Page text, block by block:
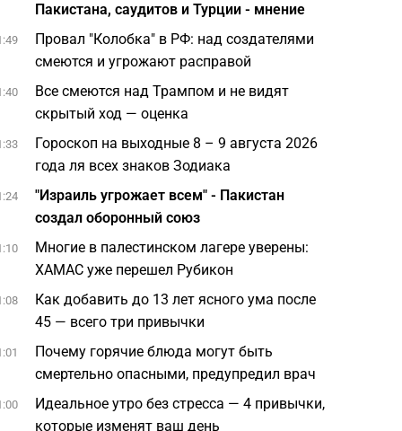
Пакистана, саудитов и Турции - мнение
Провал "Колобка" в РФ: над создателями
смеются и угрожают расправой
Все смеются над Трампом и не видят
скрытый ход — оценка
Гороскоп на выходные 8 – 9 августа 2026
года ля всех знаков Зодиака
"Израиль угрожает всем" - Пакистан
создал оборонный союз
Многие в палестинском лагере уверены:
ХАМАС уже перешел Рубикон
Как добавить до 13 лет ясного ума после
45 — всего три привычки
Почему горячие блюда могут быть
смертельно опасными, предупредил врач
Идеальное утро без стресса — 4 привычки,
которые изменят ваш день